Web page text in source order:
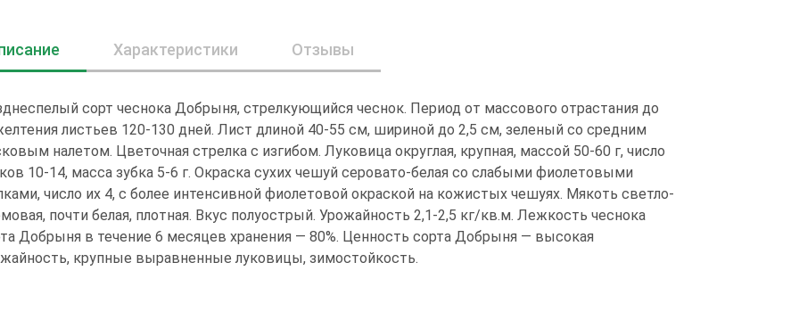
Характеристики Отзывы
сорт чеснока Добрыня, стрелкующийся чеснок. Период от массового отрастания до
листьев 120-130 дней. Лист длиной 40-55 см, шириной до 2,5 см, зеленый со средним
налетом. Цветочная стрелка с изгибом. Луковица округлая, крупная, массой 50-60 г, число
10-14, масса зубка 5-6 г. Окраска сухих чешуй серовато-белая со слабыми фиолетовыми
число их 4, с более интенсивной фиолетовой окраской на кожистых чешуях. Мякоть светло-
почти белая, плотная. Вкус полуострый. Урожайность 2,1-2,5 кг/кв.м. Лежкость чеснока
Добрыня в течение 6 месяцев хранения — 80%. Ценность сорта Добрыня — высокая
крупные выравненные луковицы, зимостойкость.